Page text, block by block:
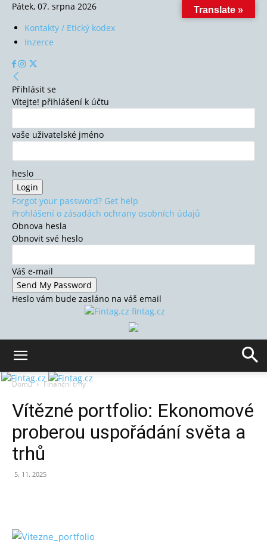
Pátek, 07. srpna 2026
Kontakty / Etický kodex
Inzerce
Přihlásit se
Vítejte! přihlášení k účtu
vaše uživatelské jméno
heslo
Forgot your password? Get help
Prohlášení o zásadách ochrany osobních údajů
Obnova hesla
Obnovit své heslo
Váš e-mail
Heslo vám bude zasláno na váš email
fintag.cz
Domů Finanční trhy
Vítězné portfolio: Ekonomové
proberou uspořádání světa a
trhů
5. 11. 2025
Translate »